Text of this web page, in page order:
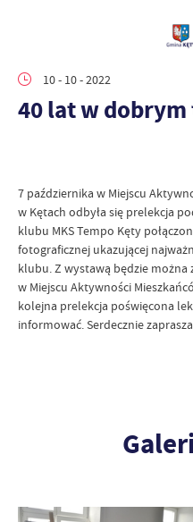
10 - 10 - 2022
40 lat w
7 października w Miejscu
w Kętach odbyła się prelekcja
klubu MKS Tempo Kęty
fotograficznej ukazującej
klubu. Z wystawą będzie można
w Miejscu Aktywności
kolejna prelekcja poświęcona
informować. Serdecznie